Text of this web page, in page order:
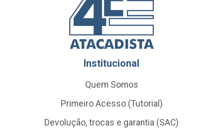
Institucional
Quem Somos
Primeiro Acesso (Tutorial)
Devolução, trocas e garantia (SAC)